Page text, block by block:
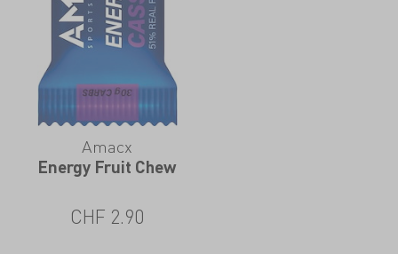
Amacx
Energy Fruit Chew
CHF 2.90